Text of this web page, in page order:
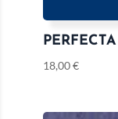
18,00€